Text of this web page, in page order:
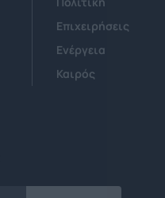
Επιχειρήσεις
Ενέργεια
Καιρός